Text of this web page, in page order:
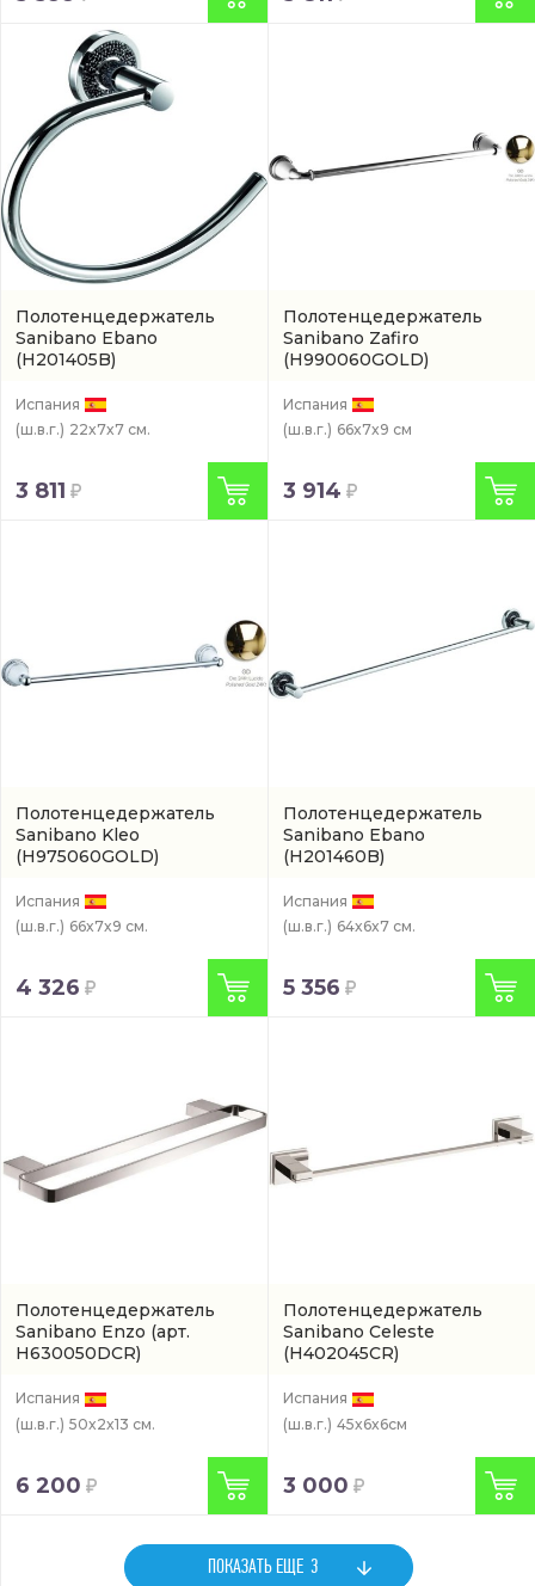
Полотенцедержатель
Sanibano Ebano
(H201405B)
Испания
(ш.в.г.) 22x7x7 см.
3 811
Полотенцедержатель
Sanibano Zafiro
(H990060GOLD)
Испания
(ш.в.г.) 66x7x9 см
3 914
Полотенцедержатель
Sanibano Kleo
(H975060GOLD)
Испания
(ш.в.г.) 66x7x9 см.
4 326
Полотенцедержатель
Sanibano Ebano
(H201460B)
Испания
(ш.в.г.) 64x6x7 см.
5 356
Полотенцедержатель
Sanibano Enzo (арт.
H630050DCR)
Испания
(ш.в.г.) 50x2x13 см.
6 200
Полотенцедержатель
Sanibano Celeste
(H402045CR)
Испания
(ш.в.г.) 45x6x6см
3 000
ПОКАЗАТЬ ЕЩЕ 3